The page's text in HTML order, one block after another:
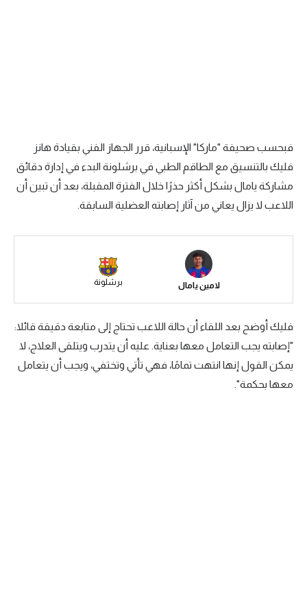
الدوري الإنجليزي
الدوري الإسباني
أمم إفريقيا
كرة السلة الأمريكية
كرة يد
فبحسب صحيفة "ماركا" الإسبانية، قرر الجهاز الفني بقيادة هانز
فليك بالتنسيق مع الطاقم الطبي في برشلونة البدء في إدارة دقائق
مشاركة يامال بشكل أكثر حذرًا خلال الفترة المقبلة، بعد أن تبين أن
اللاعب لا يزال يعاني من آثار إصابته العضلية السابقة.
لامين يامال برشلونة
فليك أوضح بعد اللقاء أن حالة اللاعب تحتاج إلى متابعة دقيقة قائلا:
"إصابته يجب التعامل معها بعناية. عليه أن يتدرب ويتلقى العلاج، لا
يمكن القول إنها انتهت تمامًا، فهي تأتي وتختفي، ويجب أن يتعامل
معها بحكمة".